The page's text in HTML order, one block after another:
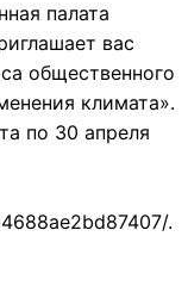
палата
вас
общественного
климата».
по 30 апреля
.